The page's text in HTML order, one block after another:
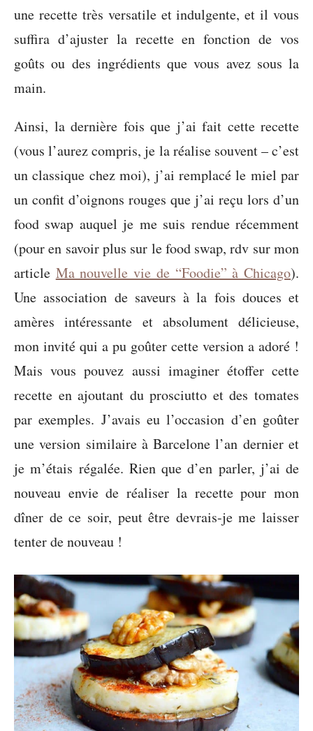
une recette très versatile et indulgente, et il vous
suffira d’ajuster la recette en fonction de vos
goûts ou des ingrédients que vous avez sous la
main.
Ainsi, la dernière fois que j’ai fait cette recette
(vous l’aurez compris, je la réalise souvent – c’est
un classique chez moi), j’ai remplacé le miel par
un confit d’oignons rouges que j’ai reçu lors d’un
food swap auquel je me suis rendue récemment
(pour en savoir plus sur le food swap, rdv sur mon
article Ma nouvelle vie de “Foodie” à Chicago).
Une association de saveurs à la fois douces et
amères intéressante et absolument délicieuse,
mon invité qui a pu goûter cette version a adoré !
Mais vous pouvez aussi imaginer étoffer cette
recette en ajoutant du prosciutto et des tomates
par exemples. J’avais eu l’occasion d’en goûter
une version similaire à Barcelone l’an dernier et
je m’étais régalée. Rien que d’en parler, j’ai de
nouveau envie de réaliser la recette pour mon
dîner de ce soir, peut être devrais-je me laisser
tenter de nouveau !